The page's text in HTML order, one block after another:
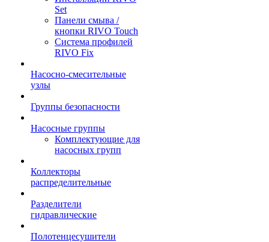
Set
Панели смыва /
кнопки RIVO Touch
Система профилей
RIVO Fix
Насосно-смесительные
узлы
Группы безопасности
Насосные группы
Комплектующие для
насосных групп
Коллекторы
распределительные
Разделители
гидравлические
Полотенцесушители